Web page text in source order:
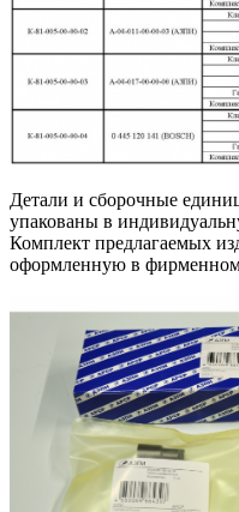
Детали и сборочные
упакованы в
Комплект предлагаемых
оформленную в